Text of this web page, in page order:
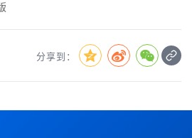
分享到：